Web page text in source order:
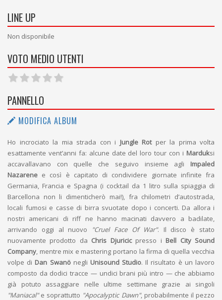
LINE UP
Non disponibile
VOTO MEDIO UTENTI
PANNELLO
MODIFICA ALBUM
Ho incrociato la mia strada con i Jungle Rot per la prima volta
esattamente vent’anni fa: alcune date del loro tour con i Marduksi
accavallavano con quelle che seguivo insieme agli Impaled
Nazarene e così è capitato di condividere giornate infinite fra
Germania, Francia e Spagna (i cocktail da 1 litro sulla spiaggia di
Barcellona non li dimenticherò mai!), fra chilometri d’autostrada,
locali fumosi e casse di birra svuotate dopo i concerti. Da allora i
nostri americani di riff ne hanno macinati davvero a badilate,
arrivando oggi al nuovo "Cruel Face Of War". Il disco è stato
nuovamente prodotto da Chris Djuricicpresso i Bell City Sound
Company, mentre mix e mastering portano la firma di quella vecchia
volpe di Dan Swanönegli Unisound Studio. Il risultato è un lavoro
composto da dodici tracce — undici brani più intro — che abbiamo
già potuto assaggiare nelle ultime settimane grazie ai singoli
"Maniacal"e soprattutto "Apocalyptic Dawn", probabilmente il pezzo